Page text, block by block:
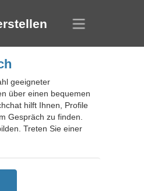
geeigneter
über einen bequemen
hilft Ihnen, Profile
Gespräch zu finden.
Treten Sie einer